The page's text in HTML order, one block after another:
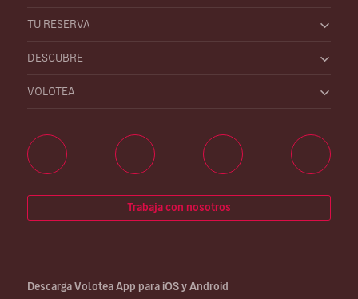
TU RESERVA
DESCUBRE
VOLOTEA
Trabaja con nosotros
Descarga Volotea App para iOS y Android